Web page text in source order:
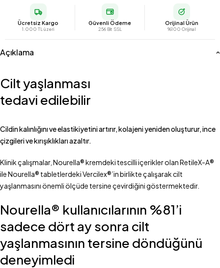
Ücretsiz Kargo
1.000 TL üzeri
Güvenli Ödeme
256 Bit SSL
Orijinal Ürün
%100 Orijinal
Açıklama
Cilt yaşlanması
tedavi edilebilir
Cildin kalınlığını ve elastikiyetini artırır, kolajeni yeniden oluşturur, ince
çizgileri ve kırışıklıkları azaltır.
Klinik çalışmalar, Nourella® kremdeki tescilli içerikler olan RetileX-A®
ile Nourella® tabletlerdeki Vercilex®’in birlikte çalışarak cilt
yaşlanmasını önemli ölçüde tersine çevirdiğini göstermektedir.
Nourella® kullanıcılarının %81’i
sadece dört ay sonra cilt
yaşlanmasının tersine döndüğünü
deneyimledi